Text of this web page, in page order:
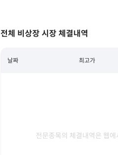
전체 비상장 시장 체결내역
날짜 최고가
전문종목의 체결내역은 웹